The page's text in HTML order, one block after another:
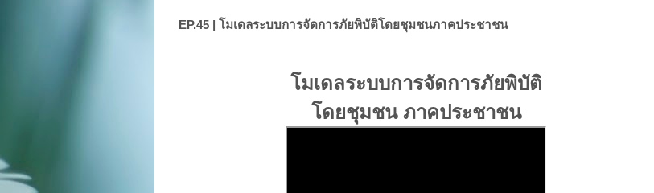
EP.45 | โมเดลระบบการจัดการภัยพิบัติโดยชุมชนภาคประชาชน
โมเดลระบบการจัดการภัยพิบัติ
โดยชุมชน ภาคประชาชน